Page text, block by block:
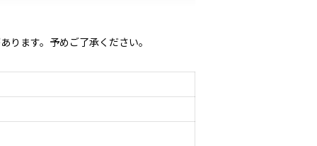
ます。予めご了承ください。